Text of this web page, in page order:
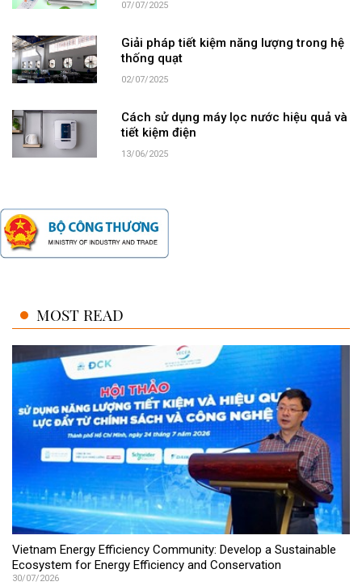
07/07/2025
Giải pháp tiết kiệm năng lượng trong hệ
thống quạt
02/07/2025
Cách sử dụng máy lọc nước hiệu quả và
tiết kiệm điện
13/06/2025
MOST READ
Vietnam Energy Efficiency Community: Develop a Sustainable
Ecosystem for Energy Efficiency and Conservation
30/07/2026